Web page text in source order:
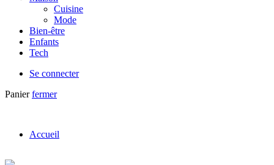
Cuisine
Mode
Bien-être
Enfants
Tech
Se connecter
Panier fermer
Accueil